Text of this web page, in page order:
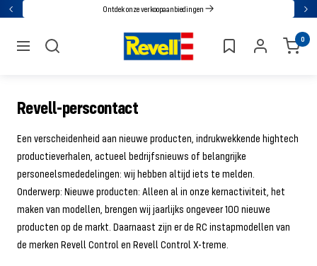
GaTerug Ontdek onze verkoopaanbiedingen
navigatie
Revell 0
Revell-perscontact
Een verscheidenheid aan nieuwe producten, indrukwekkende hightech
productieverhalen, actueel bedrijfsnieuws of belangrijke
personeelsmededelingen: wij hebben altijd iets te melden.
Onderwerp: Nieuwe producten: Alleen al in onze kernactiviteit, het
maken van modellen, brengen wij jaarlijks ongeveer 100 nieuwe
producten op de markt. Daarnaast zijn er de RC instapmodellen van
de merken Revell Control en Revell Control X-treme.